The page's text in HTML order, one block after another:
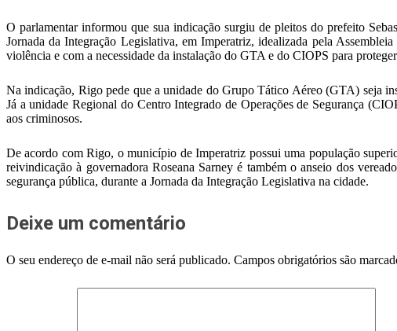
O parlamentar informou que sua indicação surgiu de pleitos do prefeito
Jornada da Integração Legislativa, em Imperatriz, idealizada pela
violência e com a necessidade da instalação do GTA e do CIOPS para
Na indicação, Rigo pede que a unidade do Grupo Tático Aéreo (GTA) seja
Já a unidade Regional do Centro Integrado de Operações de Segurança
aos criminosos.
De acordo com Rigo, o município de Imperatriz possui uma população
reivindicação à governadora Roseana Sarney é também o anseio dos
segurança pública, durante a Jornada da Integração Legislativa na cidade.
Deixe um comentário
O seu endereço de e-mail não será publicado. Campos obrigatórios são